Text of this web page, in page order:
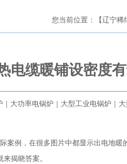
您当前位置： 【辽宁
电缆暖铺设密度
｜大功率电锅炉｜大型工业电锅炉｜
例，在很多图片中都显示出电地暖
揭晓答案。